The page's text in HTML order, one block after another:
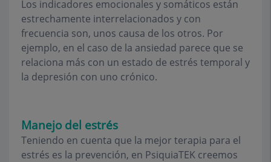
Los indicadores emocionales y somáticos están
estrechamente interrelacionados y con
frecuencia son, unos causa de los otros. Por
ejemplo, en el caso de la ansiedad parece que se
relaciona más con un estado de estrés temporal y
la depresión con uno crónico.
Manejo del estrés
Teniendo en cuenta que la mejor terapia para el
estrés es la prevención, en PsiquiaTEK creemos